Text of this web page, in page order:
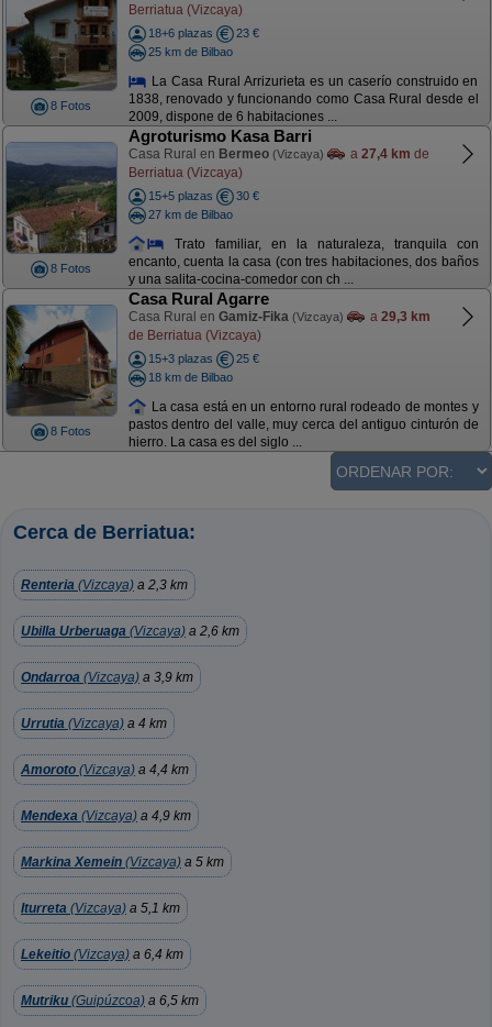
8 Fotos
Berriatua (Vizcaya)
18+6 plazas
23 €
25 km de Bilbao
La Casa Rural Arrizurieta es un caserío construido en
1838, renovado y funcionando como Casa Rural desde el
2009, dispone de 6 habitaciones ...
8 Fotos
Agroturismo Kasa Barri
Casa Rural en Bermeo (Vizcaya) a 27,4 km de
Berriatua (Vizcaya)
15+5 plazas
30 €
27 km de Bilbao
Trato familiar, en la naturaleza, tranquila con
encanto, cuenta la casa (con tres habitaciones, dos baños
y una salita-cocina-comedor con ch ...
8 Fotos
Casa Rural Agarre
Casa Rural en Gamiz-Fika (Vizcaya) a 29,3 km
de Berriatua (Vizcaya)
15+3 plazas
25 €
18 km de Bilbao
La casa está en un entorno rural rodeado de montes y
pastos dentro del valle, muy cerca del antiguo cinturón de
hierro. La casa es del siglo ...
Cerca de Berriatua:
Renteria (Vizcaya) a 2,3 km
Ubilla Urberuaga (Vizcaya) a 2,6 km
Ondarroa (Vizcaya) a 3,9 km
Urrutia (Vizcaya) a 4 km
Amoroto (Vizcaya) a 4,4 km
Mendexa (Vizcaya) a 4,9 km
Markina Xemein (Vizcaya) a 5 km
Iturreta (Vizcaya) a 5,1 km
Lekeitio (Vizcaya) a 6,4 km
Mutriku (Guipúzcoa) a 6,5 km